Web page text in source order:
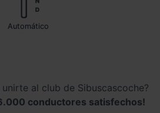
automático
al club de Sibuscascoche?
conductores satisfechos!